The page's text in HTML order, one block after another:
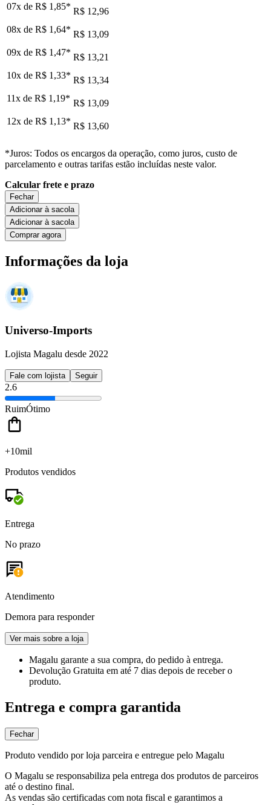
07x de R$ 1,85* R$ 12,96
08x de R$ 1,64* R$ 13,09
09x de R$ 1,47* R$ 13,21
10x de R$ 1,33* R$ 13,34
11x de R$ 1,19* R$ 13,09
12x de R$ 1,13* R$ 13,60
*Juros: Todos os encargos da operação, como juros, custo de
parcelamento e outras tarifas estão incluídas neste valor.
Calcular frete e prazo
Fechar
Adicionar à sacola
Adicionar à sacola
Comprar agora
Informações da loja
Universo-Imports
Lojista Magalu desde 2022
Fale com lojista Seguir
2.6
RuimÓtimo
+10mil
Produtos vendidos
Entrega
No prazo
Atendimento
Demora para responder
Ver mais sobre a loja
Magalu garante a sua compra, do pedido à entrega.
Devolução Gratuita em até 7 dias depois de receber o
produto.
Entrega e compra garantida
Fechar
Produto vendido por loja parceira e entregue pelo Magalu
O Magalu se responsabiliza pela entrega dos produtos de parceiros
até o destino final.
As vendas são certificadas com nota fiscal e garantimos a